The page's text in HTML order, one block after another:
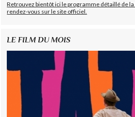
Retrouvez bientôt ici le programme détaillé de
rendez-vous sur le site officiel.
LE FILM DU MOIS